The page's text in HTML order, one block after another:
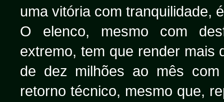
uma vitória com tranquilidade,
O elenco, mesmo com
extremo, tem que render mais
de dez milhões ao mês
retorno técnico, mesmo que,